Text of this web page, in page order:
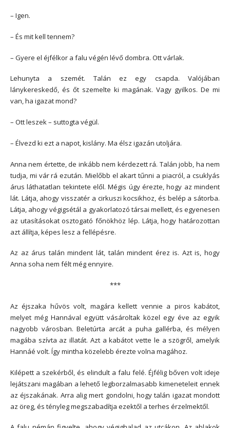
– Igen.
– És mit kell tennem?
– Gyere el éjfélkor a falu végén lévő dombra. Ott várlak.
Lehunyta a szemét. Talán ez egy csapda. Valójában
lánykereskedő, és őt szemelte ki magának. Vagy gyilkos. De mi
van, ha igazat mond?
– Ott leszek – suttogta végül.
– Élvezd ki ezt a napot, kislány. Ma élsz igazán utoljára.
Anna nem értette, de inkább nem kérdezett rá. Talán jobb, ha nem
tudja, mi vár rá ezután. Mielőbb el akart tűnni a piacról, a csuklyás
árus láthatatlan tekintete elől. Mégis úgy érezte, hogy az mindent
lát. Látja, ahogy visszatér a cirkuszi kocsikhoz, és belép a sátorba.
Látja, ahogy végigsétál a gyakorlatozó társai mellett, és egyenesen
az utasításokat osztogató főnökhöz lép. Látja, hogy határozottan
azt állítja, képes lesz a fellépésre.
Az az árus talán mindent lát, talán mindent érez is. Azt is, hogy
Anna soha nem félt még ennyire.
***
Az éjszaka hűvös volt, magára kellett vennie a piros kabátot,
melyet még Hannával együtt vásároltak közel egy éve az egyik
nagyobb városban. Beletúrta arcát a puha gallérba, és mélyen
magába szívta az illatát. Azt a kabátot vette le a szögről, amelyik
Hannáé volt. Így mintha közelebb érezte volna magához.
Kilépett a szekérből, és elindult a falu felé. Éjfélig bőven volt ideje
lejátszani magában a lehető legborzalmasabb kimeneteleit ennek
az éjszakának. Arra alig mert gondolni, hogy talán igazat mondott
az öreg, és tényleg megszabadítja ezektől a terhes érzelmektől.